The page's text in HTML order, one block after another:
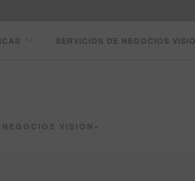
SERVICIOS DE NEGOCIOS
VISION+